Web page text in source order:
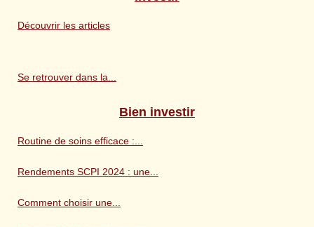
Découvrir les articles
Se retrouver dans la...
Bien investir
Routine de soins efficace :...
Rendements SCPI 2024 : une...
Comment choisir une...